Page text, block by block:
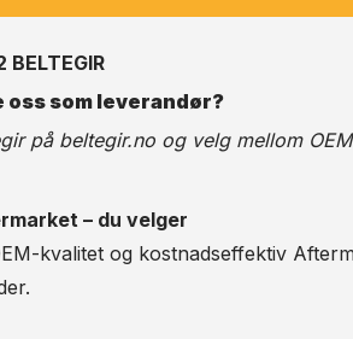
oss som leverandør?
på beltegir.no og velg mellom
– du velger
kvalitet og kostnadseffektiv